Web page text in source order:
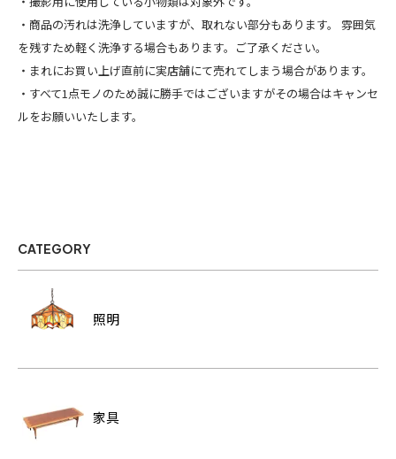
・商品の汚れは洗浄していますが、取れない部分もあります。 雰囲気
を残すため軽く洗浄する場合もあります。ご了承ください。
・まれにお買い上げ直前に実店舗にて売れてしまう場合があります。
・すべて1点モノのため誠に勝手ではございますがその場合はキャンセ
ルをお願いいたします。
CATEGORY
照明
家具